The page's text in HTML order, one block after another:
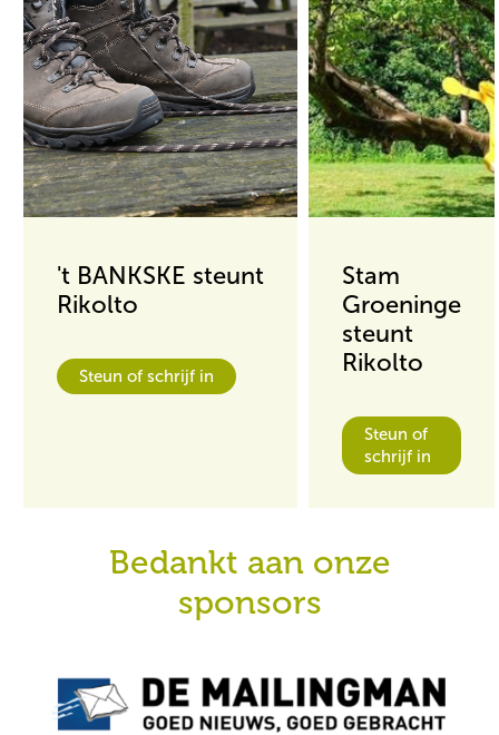
't BANKSKE steunt
Rikolto
Steun of schrijf in
Stam
Groeninge
steunt
Rikolto
Steun of
schrijf in
Bedankt aan onze
sponsors